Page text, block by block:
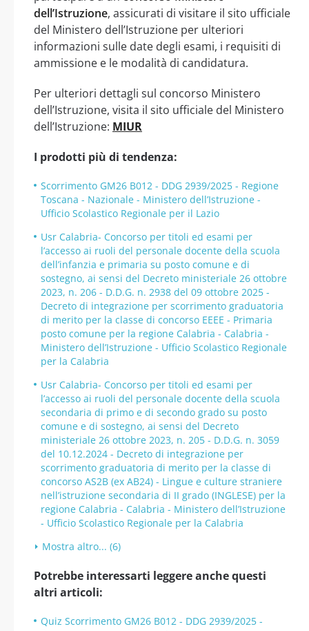
dell’Istruzione, assicurati di visitare il sito ufficiale
del Ministero dell’Istruzione per ulteriori
informazioni sulle date degli esami, i requisiti di
ammissione e le modalità di candidatura.
Per ulteriori dettagli sul concorso Ministero
dell’Istruzione, visita il sito ufficiale del Ministero
dell’Istruzione: MIUR
I prodotti più di tendenza:
Scorrimento GM26 B012 - DDG 2939/2025 - Regione
Toscana - Nazionale - Ministero dell’Istruzione -
Ufficio Scolastico Regionale per il Lazio
Usr Calabria- Concorso per titoli ed esami per
l’accesso ai ruoli del personale docente della scuola
dell’infanzia e primaria su posto comune e di
sostegno, ai sensi del Decreto ministeriale 26 ottobre
2023, n. 206 - D.D.G. n. 2938 del 09 ottobre 2025 -
Decreto di integrazione per scorrimento graduatoria
di merito per la classe di concorso EEEE - Primaria
posto comune per la regione Calabria - Calabria -
Ministero dell’Istruzione - Ufficio Scolastico Regionale
per la Calabria
Usr Calabria- Concorso per titoli ed esami per
l’accesso ai ruoli del personale docente della scuola
secondaria di primo e di secondo grado su posto
comune e di sostegno, ai sensi del Decreto
ministeriale 26 ottobre 2023, n. 205 - D.D.G. n. 3059
del 10.12.2024 - Decreto di integrazione per
scorrimento graduatoria di merito per la classe di
concorso AS2B (ex AB24) - Lingue e culture straniere
nell’istruzione secondaria di II grado (INGLESE) per la
regione Calabria - Calabria - Ministero dell’Istruzione
- Ufficio Scolastico Regionale per la Calabria
Mostra altro... (6)
Potrebbe interessarti leggere anche questi
altri articoli:
Quiz Scorrimento GM26 B012 - DDG 2939/2025 -